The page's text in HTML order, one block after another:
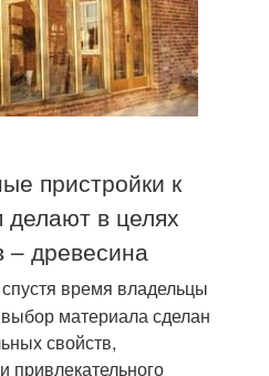
пристройки к
в целях
– древесина
время владельцы
материала сделан
свойств,
привлекательного